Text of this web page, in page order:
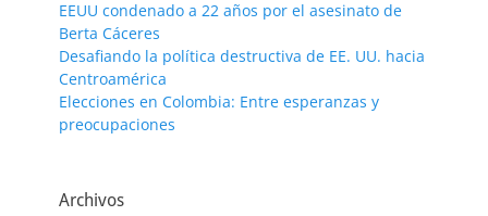
EEUU condenado a 22 años por el asesinato de
Berta Cáceres
Desafiando la política destructiva de EE. UU. hacia
Centroamérica
Elecciones en Colombia: Entre esperanzas y
preocupaciones
Archivos